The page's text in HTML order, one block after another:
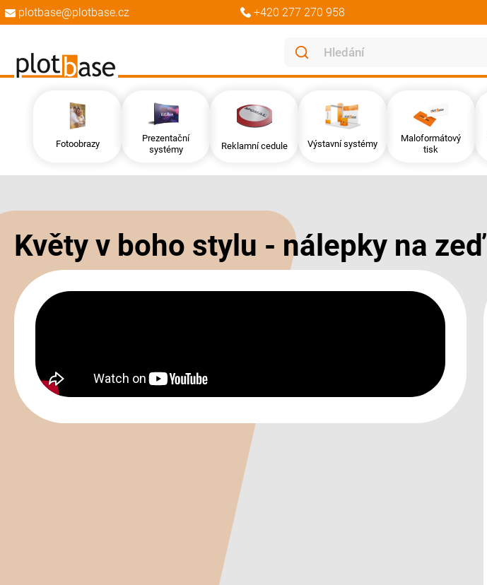
plotbase@plotbase.cz +420 277 270 958
Fotoobrazy
Prezentační
systémy
Reklamní cedule Výstavní systémy
Maloformátový
tisk
galerie
Květy v boho stylu - nálepky na zeď
galerie